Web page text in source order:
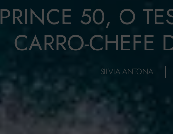
PRINCE 50, O
CARRO-CHEFE
SILVIA ANTONA